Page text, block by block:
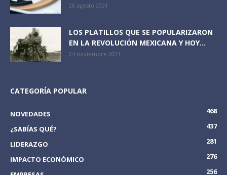
28 agosto 2021
LOS PLATILLOS QUE SE POPULARIZARON
EN LA REVOLUCIÓN MEXICANA Y HOY...
24 noviembre 2021
CATEGORÍA POPULAR
NOVEDADES
468
¿SABÍAS QUÉ?
437
LIDERAZGO
281
IMPACTO ECONÓMICO
276
256